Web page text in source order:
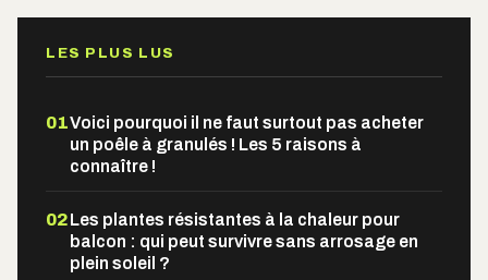
LES PLUS LUS
01Voici pourquoi il ne faut surtout pas acheter
un poêle à granulés ! Les 5 raisons à
connaître !
02Les plantes résistantes à la chaleur pour
balcon : qui peut survivre sans arrosage en
plein soleil ?